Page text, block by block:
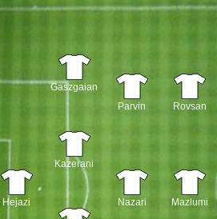
Hejazi
Gaszgaian
Kazerani
Parvin
Nazari
Rovsan
Mazlumi